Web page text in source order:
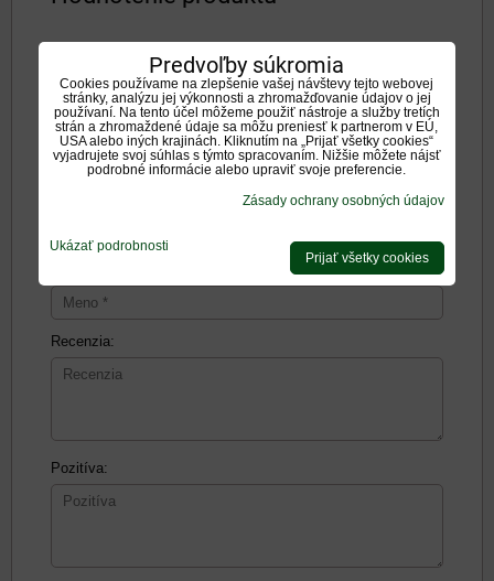
Zatiaľ bez hodnotenia. Buďte prvý!
Pridať recenziu
Pridať recenziu
Recenzia:
Pozitíva:
Predvoľby súkromia
Cookies používame na zlepšenie vašej návštevy tejto webovej
stránky, analýzu jej výkonnosti a zhromažďovanie údajov o jej
používaní. Na tento účel môžeme použiť nástroje a služby tretích
strán a zhromaždené údaje sa môžu preniesť k partnerom v EÚ,
USA alebo iných krajinách. Kliknutím na „Prijať všetky cookies“
vyjadrujete svoj súhlas s týmto spracovaním. Nižšie môžete nájsť
podrobné informácie alebo upraviť svoje preferencie.
Zásady ochrany osobných údajov
Ukázať podrobnosti
Prijať všetky cookies